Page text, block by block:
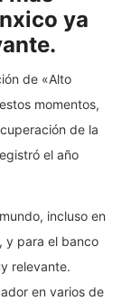
ya
de «Alto
momentos,
de la
el año
incluso en
y para el banco
relevante.
en varios de